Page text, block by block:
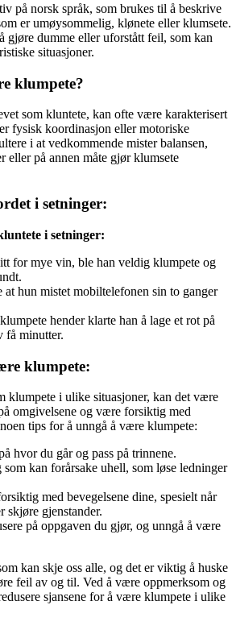
på norsk språk, som brukes til å beskrive
er umøysommelig, klønete eller klumsete.
gjøre dumme eller uforstått feil, som kan
situasjoner.
klumpete?
som kluntete, kan ofte være karakterisert
fysisk koordinasjon eller motoriske
i at vedkommende mister balansen,
eller på annen måte gjør klumsete
i setninger:
i setninger:
for mye vin, ble han veldig klumpete og
at hun mistet mobiltelefonen sin to ganger
hender klarte han å lage et rot på
få minutter.
klumpete:
klumpete i ulike situasjoner, kan det være
omgivelsene og være forsiktig med
tips for å unngå å være klumpete:
hvor du går og pass på trinnene.
kan forårsake uhell, som løse ledninger
med bevegelsene dine, spesielt når
skjøre gjenstander.
på oppgaven du gjør, og unngå å være
kan skje oss alle, og det er viktig å huske
feil av og til. Ved å være oppmerksom og
sjansene for å være klumpete i ulike